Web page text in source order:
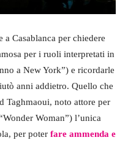
Casablanca per chiedere
per i ruoli interpretati in
a New York”) e ricordarle
anni addietro. Quello che
Taghmaoui, noto attore per
Woman”) l’unica
per poter fare ammenda e